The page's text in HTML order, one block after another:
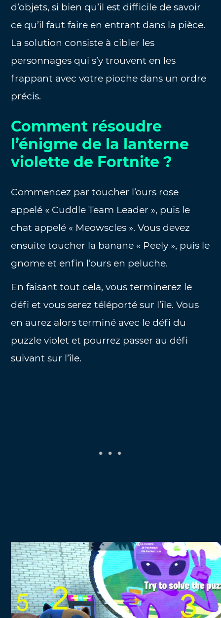
d’objets, si bien qu’il est difficile de savoir
ce qu’il faut faire en entrant dans la pièce.
La solution consiste à cibler les
personnages qui s’y trouvent en les
frappant avec votre pioche dans un ordre
précis.
Comment résoudre
l’énigme de la lanterne
violette de Fortnite ?
Commencez par toucher l’ours rose
appelé « Cuddle Team Leader », puis le
chat appelé « Meowscles ». Vous devez
ensuite toucher la banane « Peely », puis le
gnome et enfin l’ours en peluche.
En faisant tout cela, vous terminerez le
défi et vous serez téléporté sur l’île. Vous
en aurez alors terminé avec le défi du
puzzle violet et pourrez passer au défi
suivant sur l’île.